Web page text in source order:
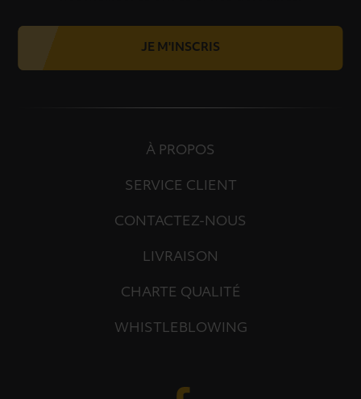
JE M'INSCRIS
À PROPOS
SERVICE CLIENT
CONTACTEZ-NOUS
LIVRAISON
CHARTE QUALITÉ
WHISTLEBLOWING